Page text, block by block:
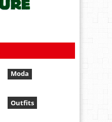
Moda
Outfits